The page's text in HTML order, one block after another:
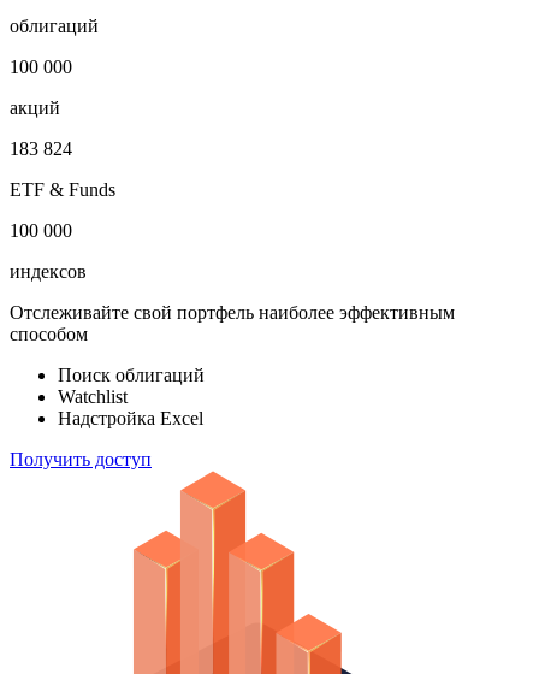
облигаций
100 000
акций
183 824
ETF & Funds
100 000
индексов
Отслеживайте свой портфель наиболее эффективным
способом
Поиск облигаций
Watchlist
Надстройка Excel
Получить доступ